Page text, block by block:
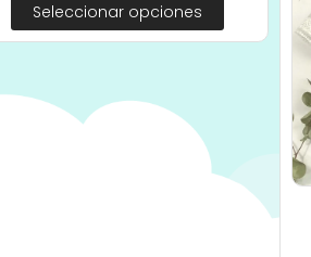
Seleccionar opciones